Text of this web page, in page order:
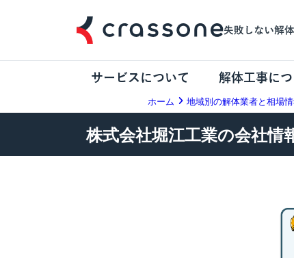
サービスについて 解体工事につ
ホーム 地域別の解体業者と相場
株式会社堀江工業の会社情